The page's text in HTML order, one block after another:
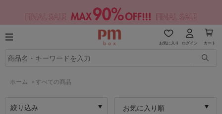
お気に入り ログイン カート
ホーム > すべての商品
絞り込み お気に入り順